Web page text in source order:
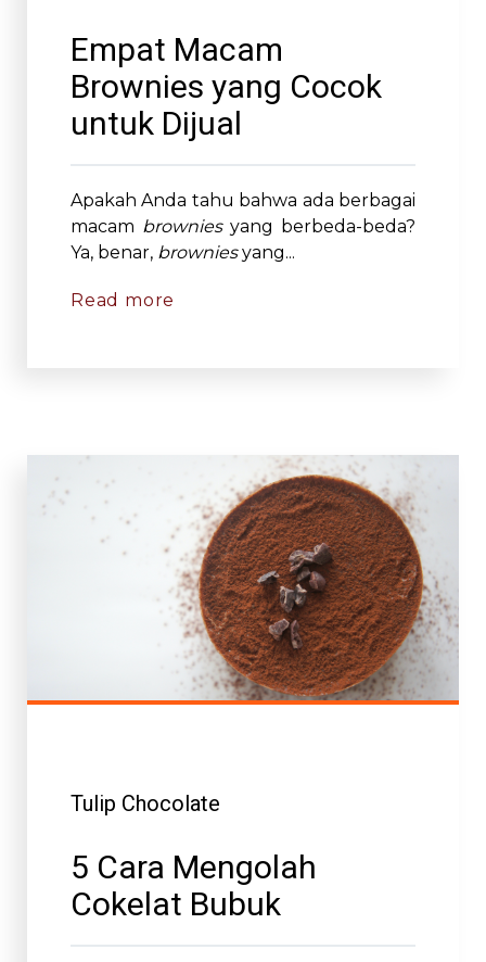
Empat Macam
Brownies yang Cocok
untuk Dijual
Apakah Anda tahu bahwa ada berbagai
macam browniesyang berbeda-beda?
Ya, benar, browniesyang...
Read more
Tulip Chocolate
5 Cara Mengolah
Cokelat Bubuk